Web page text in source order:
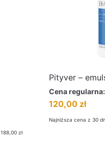
188,00 zł
Pityver –
Cena regularna:
120,00 zł
Najniższa cena z 30